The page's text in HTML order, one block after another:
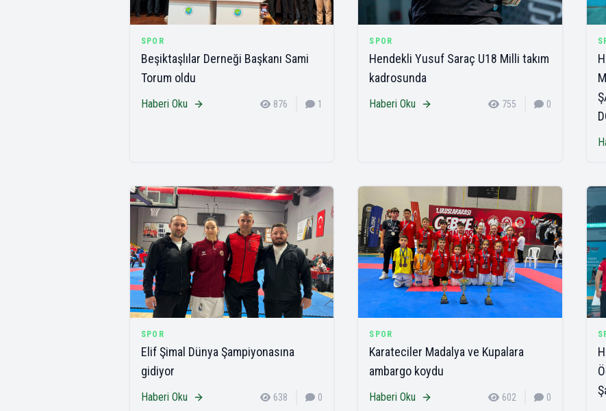
SPOR
Beşiktaşlılar Derneği Başkanı Sami
Torum oldu
Haberi Oku 876 1
SPOR
Hendekli Yusuf Saraç U18 Milli takım
kadrosunda
Haberi Oku 755 0
SPOR
Elif Şimal Dünya Şampiyonasına
gidiyor
Haberi Oku 638 0
SPOR
Karateciler Madalya ve Kupalara
ambargo koydu
Haberi Oku 602 0